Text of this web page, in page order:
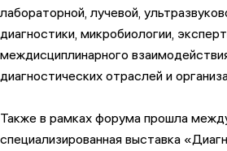
лабораторной, лучевой,
диагностики, микробиологии,
междисциплинарного
диагностических отраслей и
Также в рамках форума прошла
специализированная выставка